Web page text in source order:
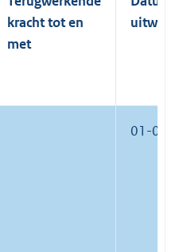
kracht tot en
met
01-08-